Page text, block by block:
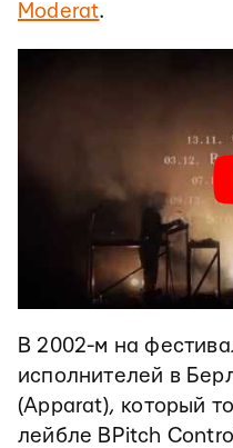
Moderat.
В 2002-м на
исполнителей в
(Apparat), который
лейбле BPitch